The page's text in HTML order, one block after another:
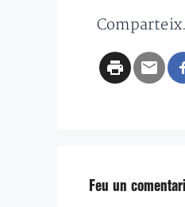
Feu un comentari